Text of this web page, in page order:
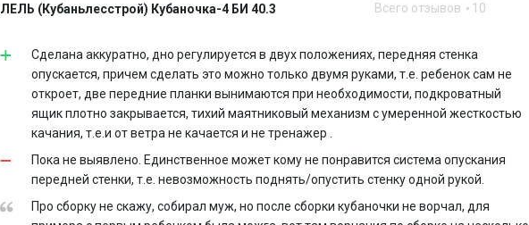
ЛЕЛЬ (Кубаньлесстрой) Кубаночка-4 БИ 40.3 Всего отзывов 10
Сделана аккуратно, дно регулируется в двух положениях, передняя стенка
опускается, причем сделать это можно только двумя руками, т.е. ребенок сам не
откроет, две передние планки вынимаются при необходимости, подкроватный
ящик плотно закрывается, тихий маятниковый механизм с умеренной жесткостью
качания, т.е.и от ветра не качается и не тренажер .
Пока не выявлено. Единственное может кому не понравится система опускания
передней стенки, т.е. невозможность поднять/опустить стенку одной рукой.
Про сборку не скажу, собирал муж, но после сборки кубаночки не ворчал, для